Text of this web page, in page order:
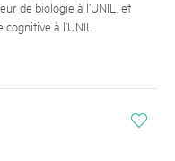
de biologie à l’UNIL, et
à l’UNIL
i